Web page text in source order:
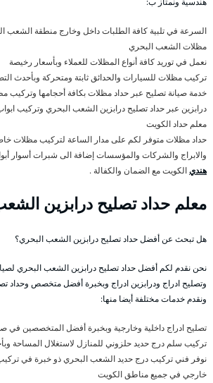
السرعة في تلبية كافة الطلبات داخل وخارج منطقة الشعب
مظلات الشعب البحري
نعمل في توريد كافة أنواع المظلات للعملاء وبأسعار رخيصة
تركيب مظلات للسيارات والحدائق ثابتة ومتحركة وبأحدث
خدمة صيانة تصليح عبر حداد مظلات بكافة أحجامها وتركيب
درابزين عبر حداد تصليح درابزين الشعب البحري وتركيب
معلم حداد الكويت
حداد مظلات متوفر لكم على مدار الساعة لتركيب مظلات
والابراج والشركات والمؤسسات إضافة الى شبرات أسوار
هنديالكويت مع الضمان والكفالة .
معلم حداد تصليح درابزين
هل تبحث عن أفضل حداد تصليح درابزين الشعب البحري؟
نحن نقدم لكم أفضل حداد تصليح درابزين الشعب البحري
وتصليح ادراج ودرابزين ادراج وبخبرة أفضل متخصص وحداد
ونقدم خدمات مختلفة أيضا منها:
تصليح ادراج داخلية وخارجية وبخبرة أفضل المتخصصين في
تركيب سلم درج حديد حلزوني للمنازل لاستغلال المساحة
نوفر فني تركيب درج حديد الشعب البحري ذو خبرة في
خارجي في جميع مناطق الكويت